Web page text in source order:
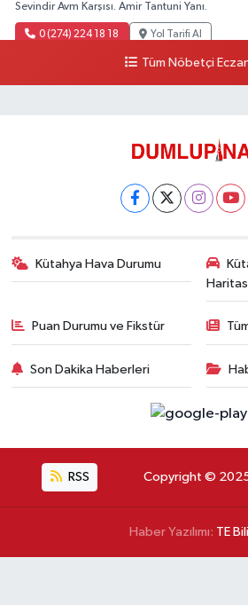
Sevindir Avm Karşısı. Amir Tantuni Yanı.
0 (274) 224 18 18 Yol Tarifi Al
Tüm Nöbetçi
Kütahya Hava Durumu
Puan Durumu ve Fikstür
Son Dakika Haberleri
RSS Copyright © 2025.
Haber Yazılımı: TE